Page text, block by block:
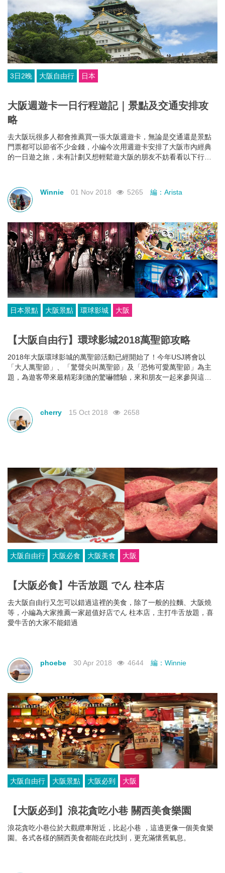
3日2晚 大阪自由行 日本
大阪週遊卡一日行程遊記｜景點及交通安排攻
略
去大阪玩很多人都會推薦買一張大阪週遊卡，無論是交通還是景點
門票都可以節省不少金錢，小編今次用週遊卡安排了大阪市內經典
的一日遊之旅，未有計劃又想輕鬆遊大阪的朋友不妨看看以下行程
Winnie 01 Nov 2018 5265 編：Arista
日本景點 大阪景點 環球影城 大阪
【大阪自由行】環球影城2018萬聖節攻略
2018年大阪環球影城的萬聖節活動已經開始了！今年USJ將會以
「大人萬聖節」、「驚聲尖叫萬聖節」及「恐怖可愛萬聖節」為主
題，為遊客帶來最精彩刺激的驚嚇體驗，來和朋友一起來參與這場
cherry 15 Oct 2018 2658
大阪自由行 大阪必食 大阪美食 大阪
【大阪必食】牛舌放題 でん 柱本店
去大阪自由行又怎可以錯過這裡的美食，除了一般的拉麵、大阪燒
等，小編為大家推薦一家超值好店でん 柱本店，主打牛舌放題，喜
愛牛舌的大家不能錯過
phoebe 30 Apr 2018 4644 編：Winnie
大阪自由行 大阪景點 大阪必到 大阪
【大阪必到】浪花貪吃小巷 關西美食樂園
浪花貪吃小巷位於大觀纜車附近，比起小巷 ，這邊更像一個美食樂
園。各式各樣的關西美食都能在此找到，更充滿懷舊氣息。